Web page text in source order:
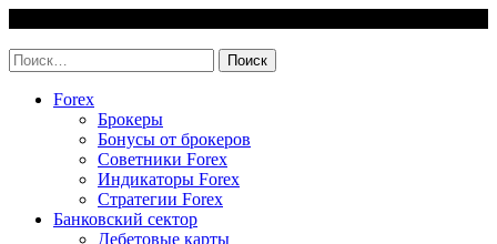
content
Найти:
Forex
Брокеры
Бонусы от брокеров
Советники Forex
Индикаторы Forex
Стратегии Forex
Банковский сектор
Дебетовые карты